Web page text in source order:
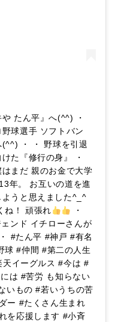
たん平』へ(^^) ・
球選手 ソフトバン
(^^) ・ ・ 野球を引退
た『修行の身』 ・
はまだ 親のお金で大学
年。 お互いの道を進
うと思えました^_^
ね！ 頑張れ
・
ンド イチローさんが
#たん平 #神戸 #有名
球 #仲間 #第二の人生
イーグルス #今は #
は #苦労 も知らない
いもの #若いうちの苦
ー #たくさん生まれ
を応援します #小斉